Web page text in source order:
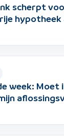
scherpt
hypotheek
week: Moet